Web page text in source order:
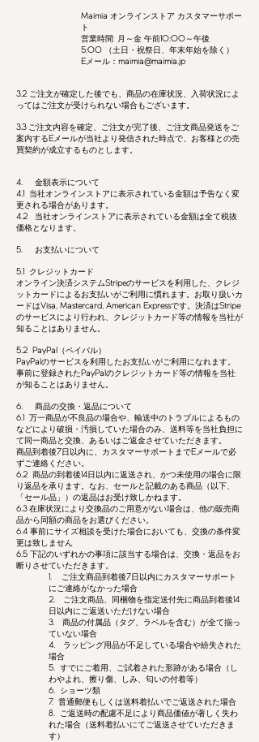
Maimia オンラインストア カスタマーサポー
ト
営業時間: 月～金 午前10:00～午後
5:00 （土日・祝祭日、年末年始を除く）
Eメール： maimia@maimia.jp
3.2 ご注文が確定した後でも、商品の在庫状況、入荷状況によ
ってはご注文が受けられない場合もございます。
3.3ご注文内容を確定、ご注文が完了後、ご注文商品発送をご
案内するEメールが当社より発信された時点で、お客様との売
買契約が成立するものとします。
4.
金額表示について
4.1 当社オンラインストアに表示されている金額は予告なく変
更される場合があります。
4.2
当社オンラインストアに表示されている金額は全て税抜
価格となります。
5. お支払いについて
5.1 クレジットカード
オンライン決済システムStripeのサービスを利用した、クレジ
ットカードによるお支払いがご利用に慣れます。お取り扱いカ
ードはVisa, Mastercard, American Expressです。決済はStripe
のサービスにより行われ、クレジットカード等の情報を当社が
知ることはありません。
5.2 PayPal （ペイパル）
PayPalのサービスを利用したお支払いがご利用になれます。
事前に登録されたPayPalのクレジットカード等の情報を当社
が知ることはありません。
6.
商品の交換・返品について
6.1 万一商品が不良品の場合や、輸送中のトラブルによるもの
などにより破損・汚損していた場合のみ、送料等を当社負担に
て同一商品と交換、あるいはご返金させていただきます。
商品到着後7日以内に、カスタマーサポートまでEメールで必
ずご連絡ください。
6.2 商品の到着後14日以内に返送され、かつ未使用の場合に限
り返品を承ります。なお、セールと記載のある商品（以下、
「セール品」）の返品はお受け致しかねます。
6.3 在庫状況により交換品のご用意がない場合は、他の販売商
品から同額の商品をお選びください。
6.4 事前にサイズ相談を受けた場合においても、交換の条件変
更は致しません
6.5 下記のいずれかの事項に該当する場合は、交換・返品をお
断りさせていただきます。
1.
ご注文商品到着後7日以内にカスタマーサポート
にご連絡がなかった場合
2.
ご注文商品、同梱物を指定送付先に商品到着後14
日以内にご返送いただけない場合
3. 商品の付属品（タグ、ラベルを含む）が全て揃っ
ていない場合
4.
ラッピング用品が不足している場合や紛失された
場合
5.
すでにご着用、ご試着された形跡がある場合（し
わやよれ、擦り傷、しみ、匂いの付着等）
6.
ショーツ類
7. 普通郵便もしくは送料着払いでご返送された場合
8.
ご返送時の配慮不足により商品価値が著しく失わ
れた場合（送料着払いにてご返送させていただきま
す）